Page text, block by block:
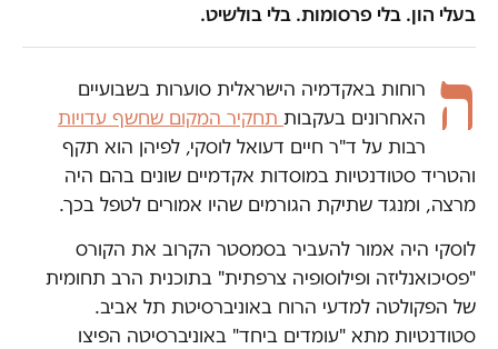
בעלי הון. בלי פרסומות. בלי בולשיט.
ה
רוחות באקדמיה הישראלית סוערות בשבועיים
האחרונים בעקבות תחקיר המקום שחשף עדויות
רבות על ד"ר חיים דעואל לוסקי, לפיהן הוא תקף
והטריד סטודנטיות במוסדות אקדמיים שונים בהם היה
מרצה, ומנגד שתיקת הגורמים שהיו אמורים לטפל בכך.
לוסקי היה אמור להעביר בסמסטר הקרוב את הקורס
"פסיכואנליזה ופילוסופיה צרפתית" בתוכנית הרב תחומית
של הפקולטה למדעי הרוח באוניברסיטת תל אביב.
סטודנטיות מתא "עומדים ביחד" באוניברסיטה הפיצו